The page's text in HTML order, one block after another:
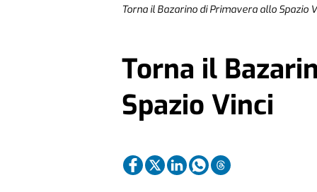
Torna il Bazarino di Primavera allo Spazio
Torna il
Spazio Vinci